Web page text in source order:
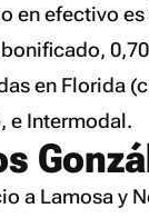
en efectivo
en Florida
e Intermodal.
a Lamosa y